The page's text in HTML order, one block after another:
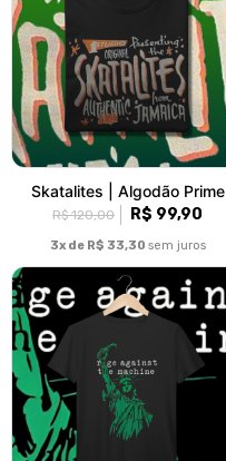
Skatalites | Algodão Prime
R$ 120,00 R$ 99,90
3x de R$ 33,30 sem juros